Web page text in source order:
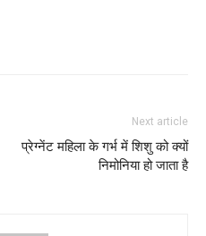
Next article
प्रेग्नेंट महिला के गर्भ में शिशु को क्यों
निमोनिया हो जाता है